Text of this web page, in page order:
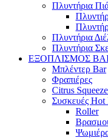
Πλυντήρια
Πλυντήρια
Πλυντήρια
ΕΞΟΠΛΙΣΜΟΣ
Μπλέντερ Bar
Φραπιέρες
Citrus
Συσκευές Hot
Roller